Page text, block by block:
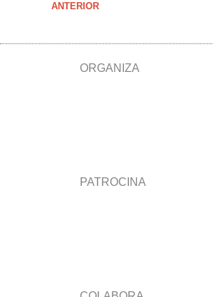
ANTERIOR
ORGANIZA
PATROCINA